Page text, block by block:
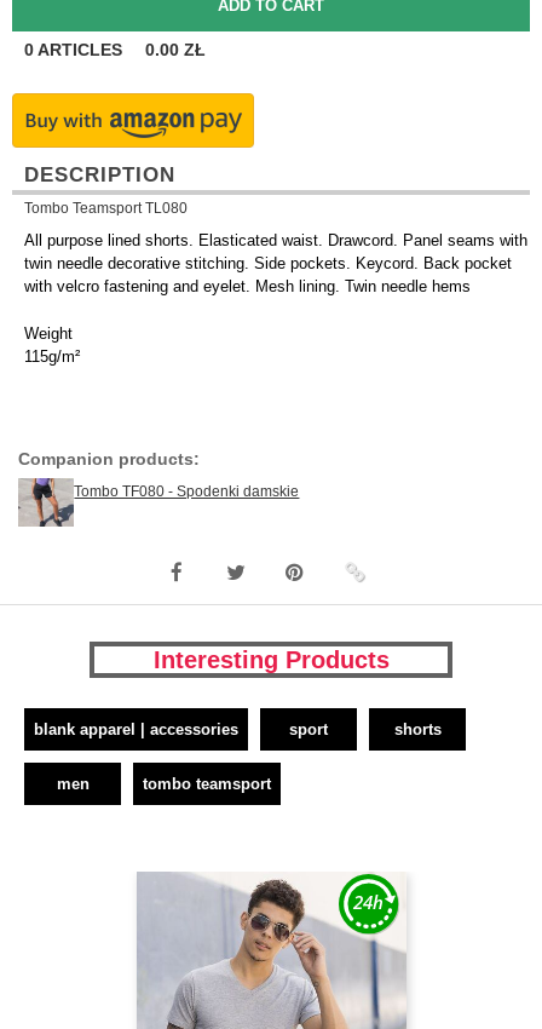
0ARTICLES 0.00 ZŁ
DESCRIPTION
Tombo Teamsport TL080
All purpose lined shorts. Elasticated waist. Drawcord. Panel seams with
twin needle decorative stitching. Side pockets. Keycord. Back pocket
with velcro fastening and eyelet. Mesh lining. Twin needle hems
Weight
115g/m²
Companion products:
Tombo TF080 - Spodenki damskie
Interesting Products
blank apparel | accessories sport shorts
men tombo teamsport